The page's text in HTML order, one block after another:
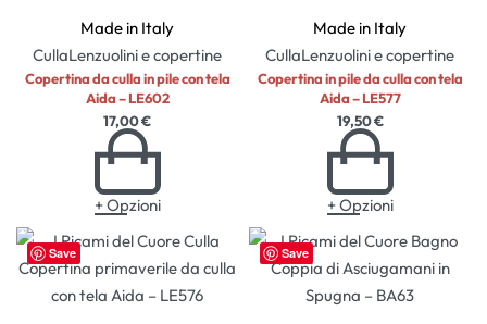
Made in Italy
CullaLenzuolini e copertine
Copertina da culla in pile con tela
Aida – LE602
17,00€
+ Opzioni
Made in Italy
CullaLenzuolini e copertine
Copertina in pile da culla con tela
Aida – LE577
19,50€
+ Opzioni
Save Save